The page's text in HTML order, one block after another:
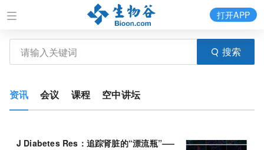
搜索
打开APP
资讯 会议 课程 空中讲坛
J Diabetes Res：追踪肾脏的“漂流瓶”——细胞外囊泡如何提前